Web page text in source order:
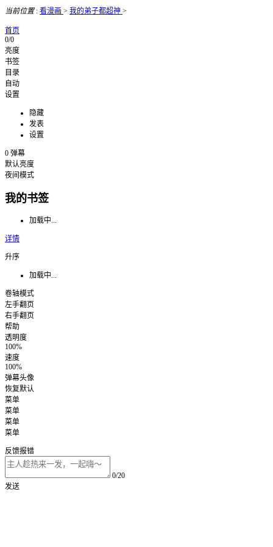
当前位置: 看漫画 > 我的弟子都超神 >
首页
0/0
亮度
书签
目录
自动
设置
隐藏
发表
设置
0 弹幕
默认亮度
夜间模式
我的书签
加载中...
详情
升序
加载中...
卷轴模式
左手翻页
右手翻页
帮助
透明度
100%
速度
100%
弹幕头像
恢复默认
菜单
菜单
菜单
菜单
反馈报错
0/20
发送